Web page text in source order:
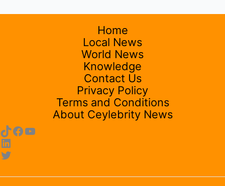
Home
Local News
World News
Knowledge
Contact Us
Privacy Policy
Terms and Conditions
About Ceylebrity News